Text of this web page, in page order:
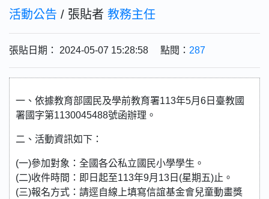
活動公告 / 張貼者 教務主任
張貼日期： 2024-05-07 15:28:58 點閱： 287
一、依據教育部國民及學前教育署113年5月6日臺教國
署國字第1130045488號函辦理。
二、活動資訊如下：
(一)參加對象：全國各公私立國民小學學生。
(二)收件時間：即日起至113年9月13日(星期五)止。
(三)報名方式：請逕自線上填寫信誼基金會兒童動畫獎